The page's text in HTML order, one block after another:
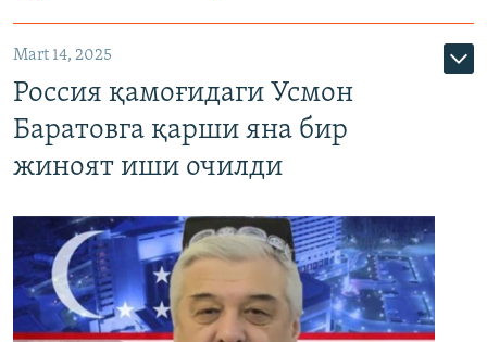
Mart 14, 2025
Россия қамоғидаги Усмон
Баратовга қарши яна бир
жиноят иши очилди